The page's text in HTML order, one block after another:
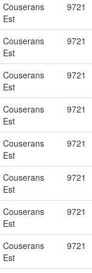
Couserans
Est
9721
Couserans
Est
9721
Couserans
Est
9721
Couserans
Est
9721
Couserans
Est
9721
Couserans
Est
9721
Couserans
Est
9721
Couserans
Est
9721